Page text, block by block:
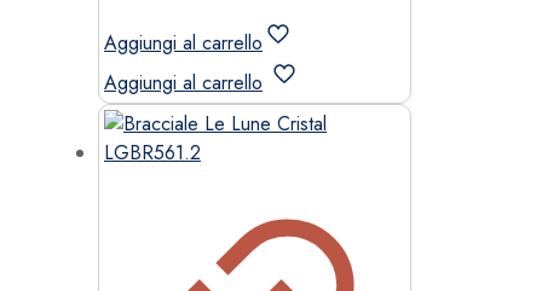
Aggiungi al carrello
Aggiungi al carrello